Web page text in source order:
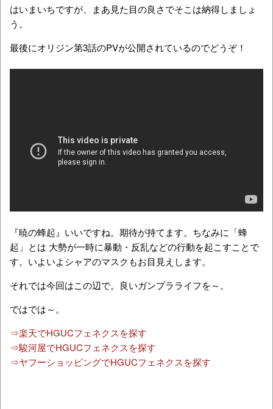
はいまいちですが、まあ見た目の良さでそこは納得しましょ
う。
最後にオリジン第3話のPVが公開されているのでどうぞ！
『暁の蜂起』いいですね。期待が持てます。ちなみに「蜂
起」とは 大勢が一時に暴動・反乱などの行動を起こすことで
す。いよいよシャアのマスクもお目見えします。
それでは今回はこの辺で。良いガンプラライフを～。
ではでは～。
⇒楽天でHGUCフェネクスを探す
⇒駿河屋でHGUCフェネクスを探す
⇒ヤフーショッピングでHGUCフェネクスを探す